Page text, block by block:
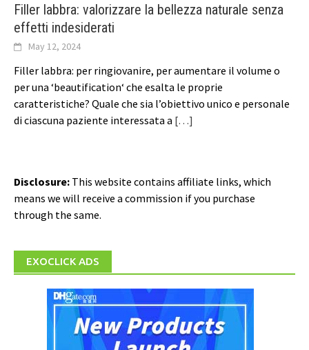
Filler labbra: valorizzare la bellezza naturale senza
effetti indesiderati
May 12, 2024
Filler labbra: per ringiovanire, per aumentare il volume o
per una ‘beautification‘ che esalta le proprie
caratteristiche? Quale che sia l’obiettivo unico e personale
di ciascuna paziente interessata a […]
Disclosure: This website contains affiliate links, which
means we will receive a commission if you purchase
through the same.
EXOCLICK ADS